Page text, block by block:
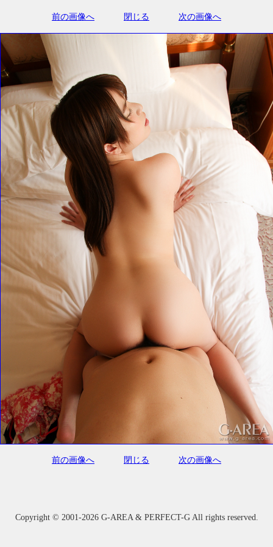
前の画像へ 閉じる 次の画像へ
前の画像へ 閉じる 次の画像へ
Copyright © 2001-2026 G-AREA & PERFECT-G All rights reserved.